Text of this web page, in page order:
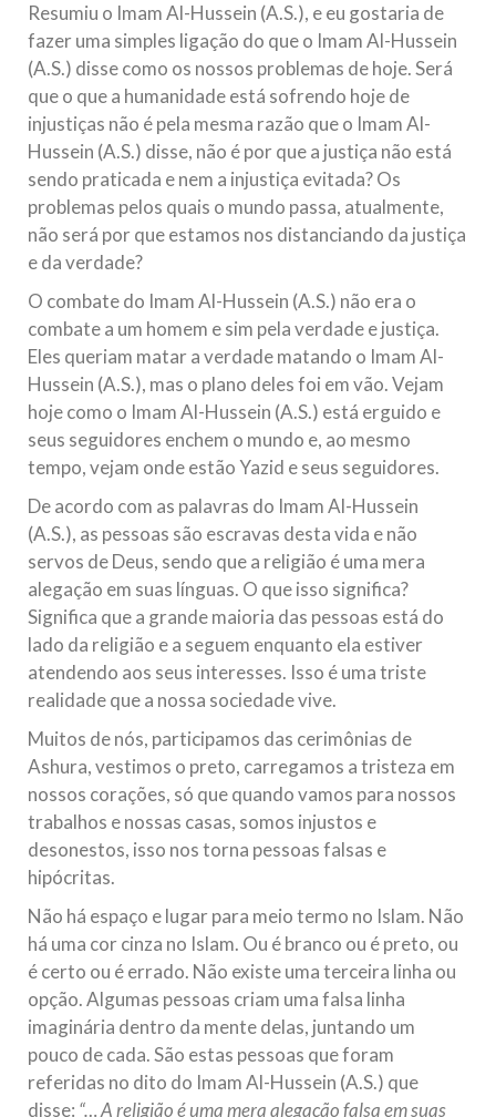
Resumiu o Imam Al-Hussein (A.S.), e eu gostaria de
fazer uma simples ligação do que o Imam Al-Hussein
(A.S.) disse como os nossos problemas de hoje. Será
que o que a humanidade está sofrendo hoje de
injustiças não é pela mesma razão que o Imam Al-
Hussein (A.S.) disse, não é por que a justiça não está
sendo praticada e nem a injustiça evitada? Os
problemas pelos quais o mundo passa, atualmente,
não será por que estamos nos distanciando da justiça
e da verdade?
O combate do Imam Al-Hussein (A.S.) não era o
combate a um homem e sim pela verdade e justiça.
Eles queriam matar a verdade matando o Imam Al-
Hussein (A.S.), mas o plano deles foi em vão. Vejam
hoje como o Imam Al-Hussein (A.S.) está erguido e
seus seguidores enchem o mundo e, ao mesmo
tempo, vejam onde estão Yazid e seus seguidores.
De acordo com as palavras do Imam Al-Hussein
(A.S.), as pessoas são escravas desta vida e não
servos de Deus, sendo que a religião é uma mera
alegação em suas línguas. O que isso significa?
Significa que a grande maioria das pessoas está do
lado da religião e a seguem enquanto ela estiver
atendendo aos seus interesses. Isso é uma triste
realidade que a nossa sociedade vive.
Muitos de nós, participamos das cerimônias de
Ashura, vestimos o preto, carregamos a tristeza em
nossos corações, só que quando vamos para nossos
trabalhos e nossas casas, somos injustos e
desonestos, isso nos torna pessoas falsas e
hipócritas.
Não há espaço e lugar para meio termo no Islam. Não
há uma cor cinza no Islam. Ou é branco ou é preto, ou
é certo ou é errado. Não existe uma terceira linha ou
opção. Algumas pessoas criam uma falsa linha
imaginária dentro da mente delas, juntando um
pouco de cada. São estas pessoas que foram
referidas no dito do Imam Al-Hussein (A.S.) que
disse: “… A religião é uma mera alegação falsa em suas